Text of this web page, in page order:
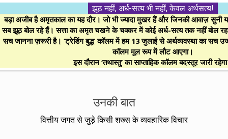
अर्थकाम।।
BE
FINANCIALLY
CLEVER!
झूठ नहीं, अर्ध-सत्य भी नहीं, केवल अर्थसत्य!
बड़ा अजीब है अमृतकाल का यह दौर। जो भी ज्यादा मुखर हैं और जिनकी आवाज़ सुनी
सब झूठ बोल रहे हैं। सत्ता का अमृत चखने के चक्कर में कोई अर्ध-सत्य तक नहीं बोल
सच जानना ज़रूरी है। ‘ट्रेडिंग बुद्ध’ कॉलम में हम 13 जुलाई से अर्थव्यवस्था का सच
कॉलम मूल रूप में लौट आएगा।
इस दौरान ‘तथास्तु’ का साप्ताहिक कॉलम बदस्तूर जारी
उनकी बात
वित्तीय जगत से जुड़े किसी शख्स के व्यवहारिक विचार